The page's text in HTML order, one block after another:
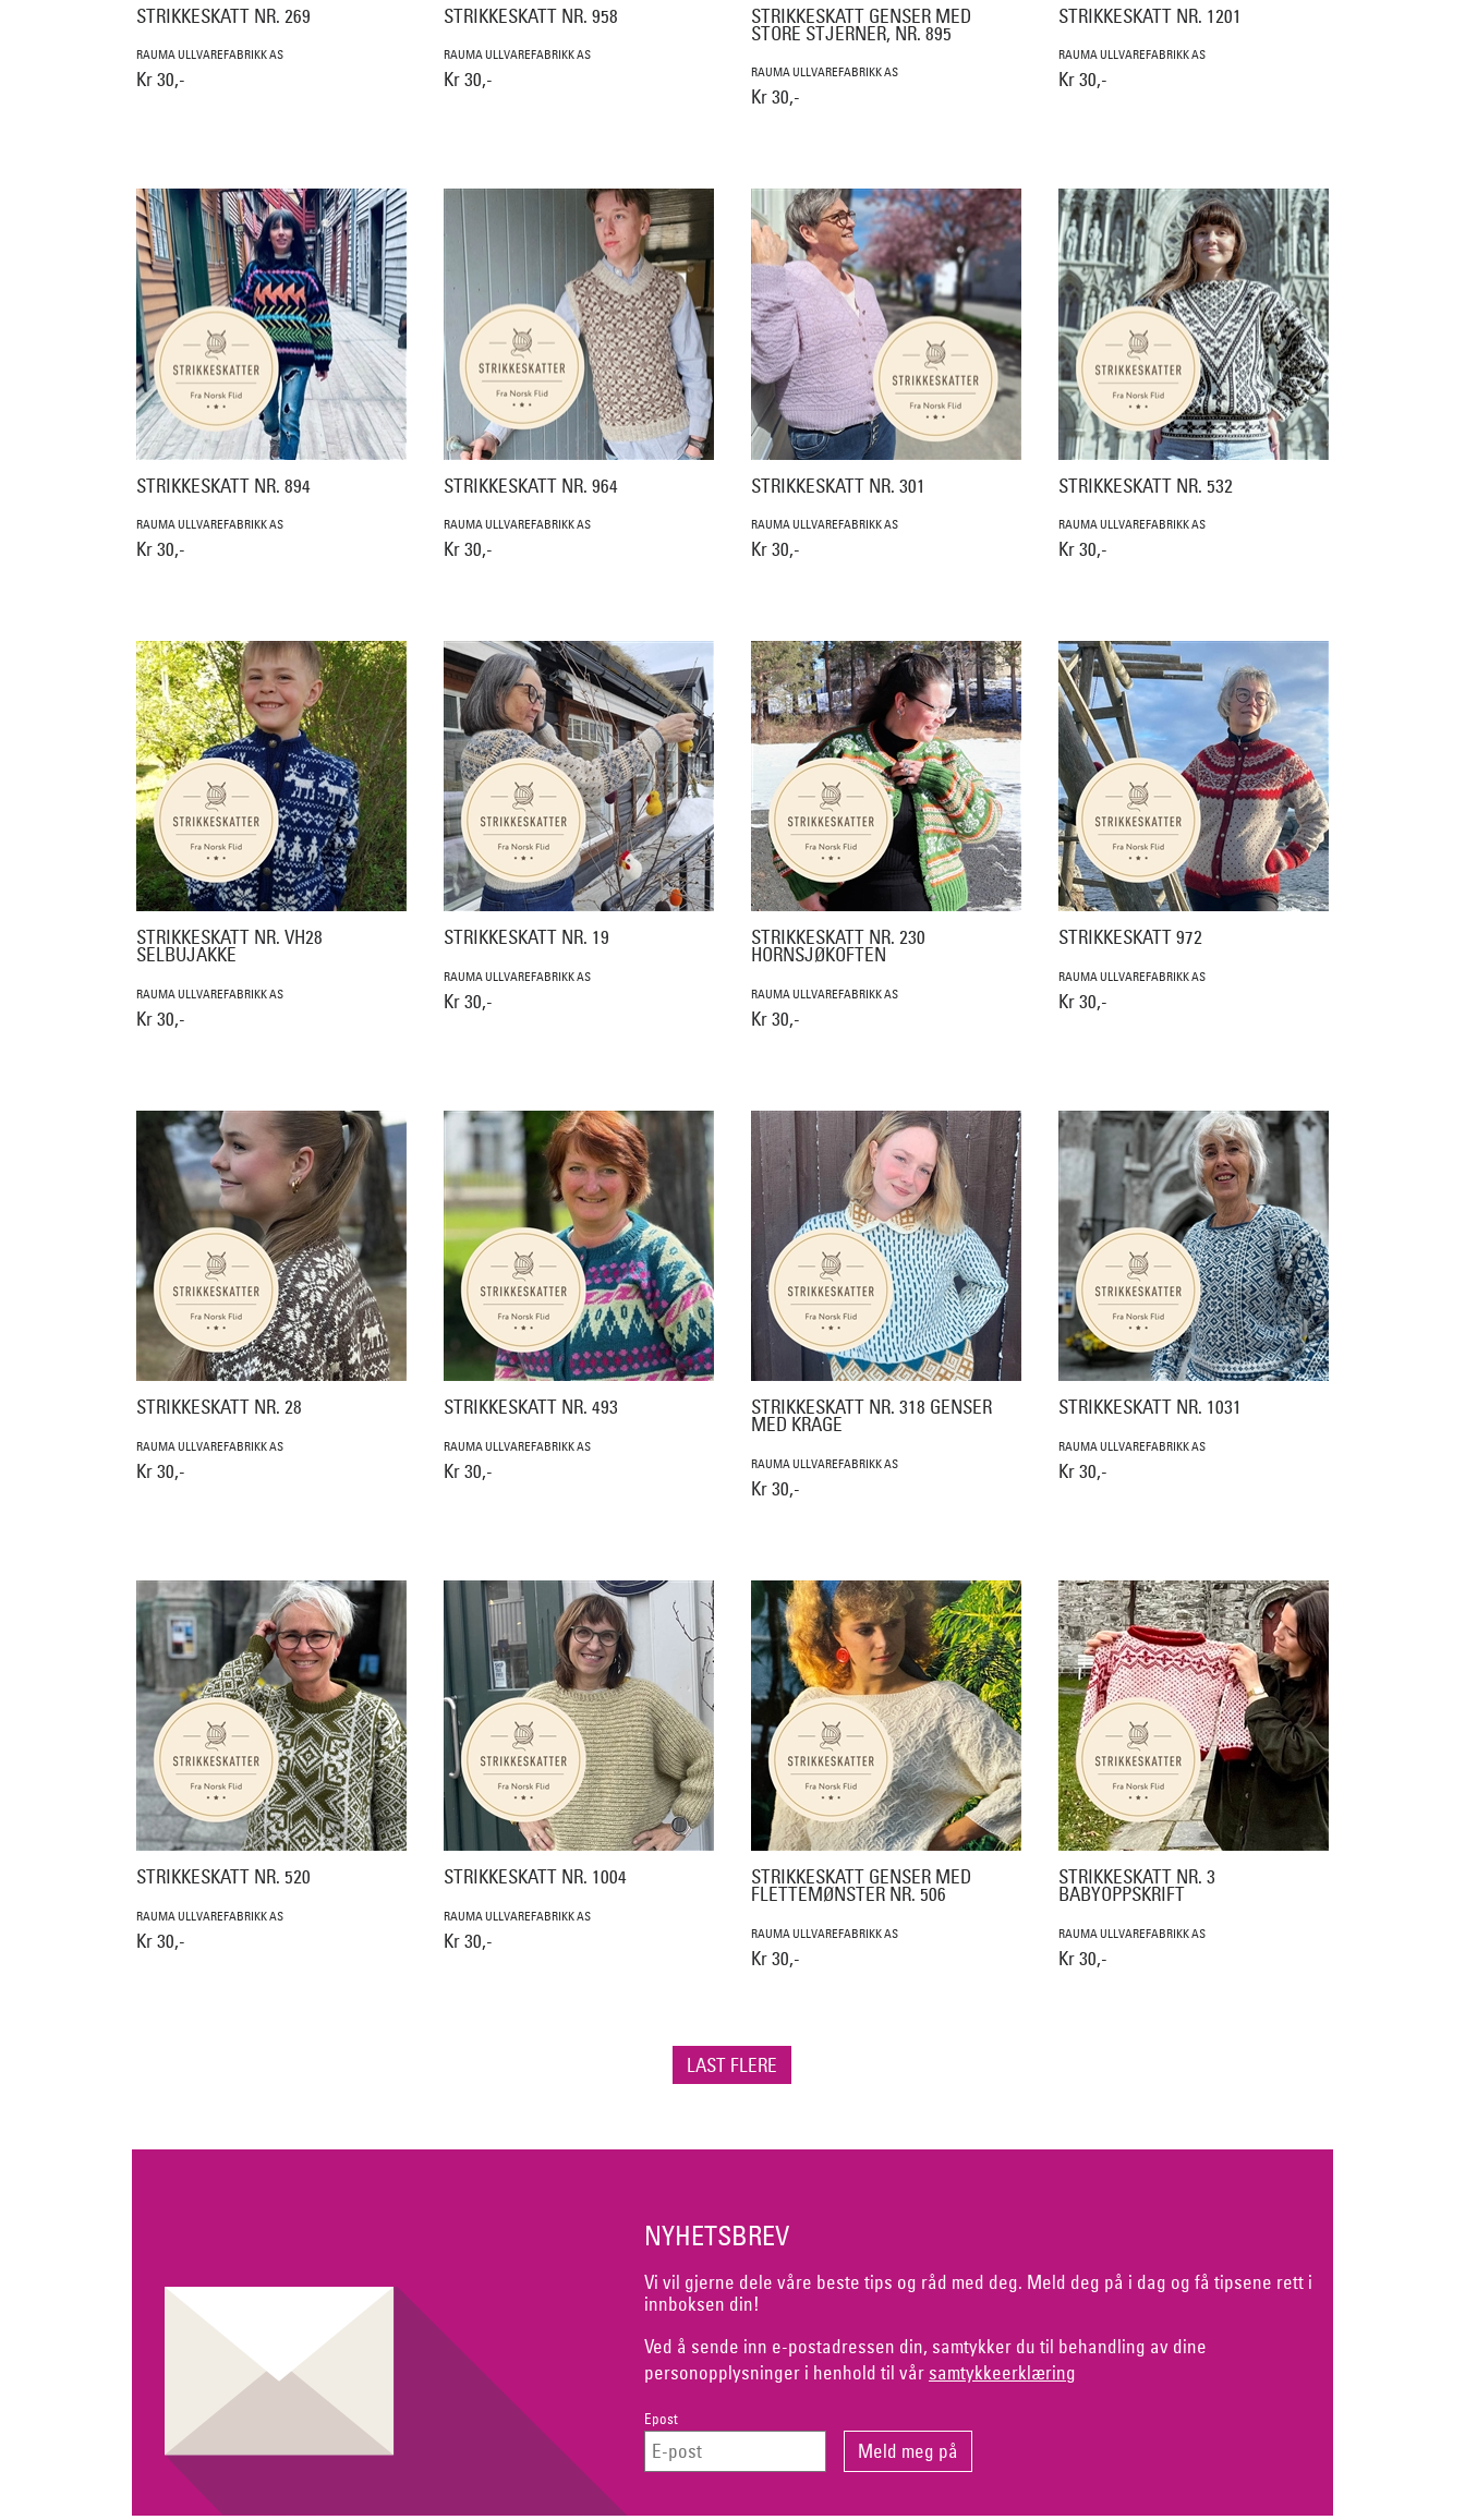
STRIKKESKATT NR. 269
RAUMA ULLVAREFABRIKK AS
Kr 30,-
STRIKKESKATT NR. 958
RAUMA ULLVAREFABRIKK AS
Kr 30,-
STRIKKESKATT GENSER MED
STORE STJERNER, NR. 895
RAUMA ULLVAREFABRIKK AS
Kr 30,-
STRIKKESKATT NR. 1201
RAUMA ULLVAREFABRIKK AS
Kr 30,-
STRIKKESKATT NR. 894
RAUMA ULLVAREFABRIKK AS
Kr 30,-
STRIKKESKATT NR. 964
RAUMA ULLVAREFABRIKK AS
Kr 30,-
STRIKKESKATT NR. 301
RAUMA ULLVAREFABRIKK AS
Kr 30,-
STRIKKESKATT NR. 532
RAUMA ULLVAREFABRIKK AS
Kr 30,-
STRIKKESKATT NR. VH28
SELBUJAKKE
RAUMA ULLVAREFABRIKK AS
Kr 30,-
STRIKKESKATT NR. 19
RAUMA ULLVAREFABRIKK AS
Kr 30,-
STRIKKESKATT NR. 230
HORNSJØKOFTEN
RAUMA ULLVAREFABRIKK AS
Kr 30,-
STRIKKESKATT 972
RAUMA ULLVAREFABRIKK AS
Kr 30,-
STRIKKESKATT NR. 28
RAUMA ULLVAREFABRIKK AS
Kr 30,-
STRIKKESKATT NR. 493
RAUMA ULLVAREFABRIKK AS
Kr 30,-
STRIKKESKATT NR. 318 GENSER
MED KRAGE
RAUMA ULLVAREFABRIKK AS
Kr 30,-
STRIKKESKATT NR. 1031
RAUMA ULLVAREFABRIKK AS
Kr 30,-
STRIKKESKATT NR. 520
RAUMA ULLVAREFABRIKK AS
Kr 30,-
STRIKKESKATT NR. 1004
RAUMA ULLVAREFABRIKK AS
Kr 30,-
STRIKKESKATT GENSER MED
FLETTEMØNSTER NR. 506
RAUMA ULLVAREFABRIKK AS
Kr 30,-
STRIKKESKATT NR. 3
BABYOPPSKRIFT
RAUMA ULLVAREFABRIKK AS
Kr 30,-
LAST FLERE
NYHETSBREV
Vi vil gjerne dele våre beste tips og råd med deg. Meld deg på i dag og få tipsene rett i
innboksen din!
Ved å sende inn e-postadressen din, samtykker du til behandling av dine
personopplysninger i henhold til vår samtykkeerklæring
Epost